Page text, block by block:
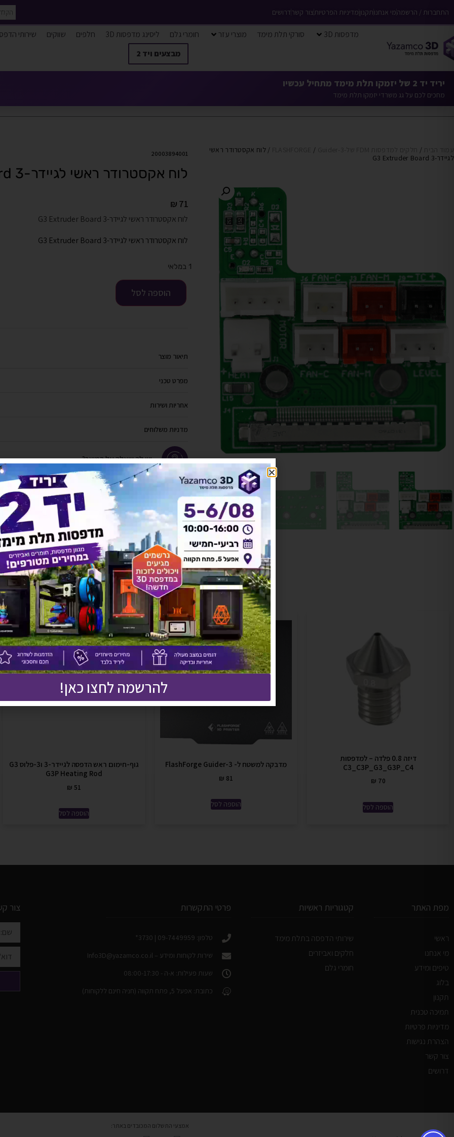
התחברות / הרשמהמי אנחנותקנוןמדיניות הפרטיות צור קשרדרושים
מדפסות 3D סורקי תלת מימד מוצרי עזר חומרי גלם ליסינג מדפסות 3D חלפים שווקים
שירותי
מבצעים ויד 2
יריד יד 2 של יזמקו תלת מימד מתחיל עכשיו
מחכים לכם על גג משרדי יזמקו תלת מימד
/
/
/ לוח אקסטרודר ראשי
לגיידר-3 G3 Extruder Board
20003894001
לוח אקסטרודר ראשי לגיידר-3 G3 Extruder Board
₪ 71
לוח אקסטרודר ראשי לגיידר-3 G3 Extruder Board
לוח אקסטרודר ראשי לגיידר-3 G3 Extruder Board
1 במלאי
הוספה לסל
תיאור מוצר
מפרט טכני
אחריות ושירות
מדניות משלוחים
יש לך שאלה על המוצר?
לחץ כאן ונציגנו יחזרו אליך בהקדם!
אולי יעניין אותך גם
דיזה 0.8 פלדה – למדפסות
C3_C3P_G3_G3P_C4
₪ 70
הוספה לסל
מדבקה למשטח ל- FlashForge Guider-3
₪ 81
הוספה לסל
גוף-חימום ראש הדפסה לגיידר-3 ו3-פלוס G3
G3P Heating Rod
₪ 51
הוספה לסל
מפת האתר
ראשי
מי אנחנו
טיפים ומידע
בלוג
תקנון
תמיכה טכנית
מדיניות פרטיות
הצהרת נגישות
צור קשר
דרושים
קטגוריות ראשיות
שירותי הדפסה בתלת מימד
חלקים ואביזרים
חומרי גלם
פרטי התקשרות
טלפון: 09-7449959 | 3730*
שירות לקוחות ומידע – Info3D@yazamco.co.il
שעות פעילות: א-ה - 08:00-17:30
כתובת: אפעל 5, פתח תקווה (חניה חינם ללקוחות)
צור
אמצעי התשלום המכובדים באתר:
להרשמה לחצו כאן!